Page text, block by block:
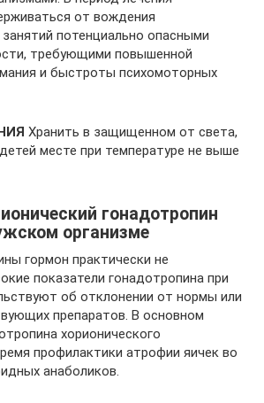
от вождения
потенциально опасными
требующими повышенной
и быстроты психомоторных
Хранить в защищенном от света,
месте при температуре не выше
гонадотропин
организме
гормон практически не
показатели гонадотропина при
об отклонении от нормы или
препаратов. В основном
хорионического
профилактики атрофии яичек во
анаболиков.